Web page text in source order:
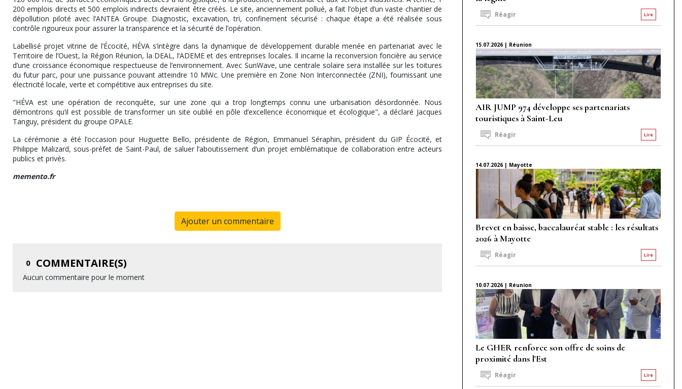
200 emplois directs et 500 emplois indirects devraient être créés. Le site, anciennement pollué, a fait l’objet d’un vaste chantier de
dépollution piloté avec l’ANTEA Groupe. Diagnostic, excavation, tri, confinement sécurisé : chaque étape a été réalisée sous
contrôle rigoureux pour assurer la transparence et la sécurité de l’opération.
Labellisé projet vitrine de l’Écocité, HÉVA s’intègre dans la dynamique de développement durable menée en partenariat avec le
Territoire de l’Ouest, la Région Réunion, la DEAL, l’ADEME et des entreprises locales. Il incarne la reconversion foncière au service
d’une croissance économique respectueuse de l’environnement. Avec SunWave, une centrale solaire sera installée sur les toitures
du futur parc, pour une puissance pouvant atteindre 10 MWc. Une première en Zone Non Interconnectée (ZNI), fournissant une
électricité locale, verte et compétitive aux entreprises du site.
"HÉVA est une opération de reconquête, sur une zone qui a trop longtemps connu une urbanisation désordonnée. Nous
démontrons qu’il est possible de transformer un site oublié en pôle d’excellence économique et écologique", a déclaré Jacques
Tanguy, président du groupe OPALE.
La cérémonie a été l’occasion pour Huguette Bello, présidente de Région, Emmanuel Séraphin, président du GIP Écocité, et
Philippe Malizard, sous-préfet de Saint-Paul, de saluer l’aboutissement d’un projet emblématique de collaboration entre acteurs
publics et privés.
memento.fr
Ajouter un commentaire
0 COMMENTAIRE(S)
Aucun commentaire pour le moment
Lire
Réagir
15.07.2026 | Réunion
AIR JUMP 974 développe ses partenariats
touristiques à Saint-Leu
Lire
Réagir
14.07.2026 | Mayotte
Brevet en baisse, baccalauréat stable : les résultats
2026 à Mayotte
Lire
Réagir
10.07.2026 | Réunion
Le GHER renforce son offre de soins de
proximité dans l'Est
Lire
Réagir